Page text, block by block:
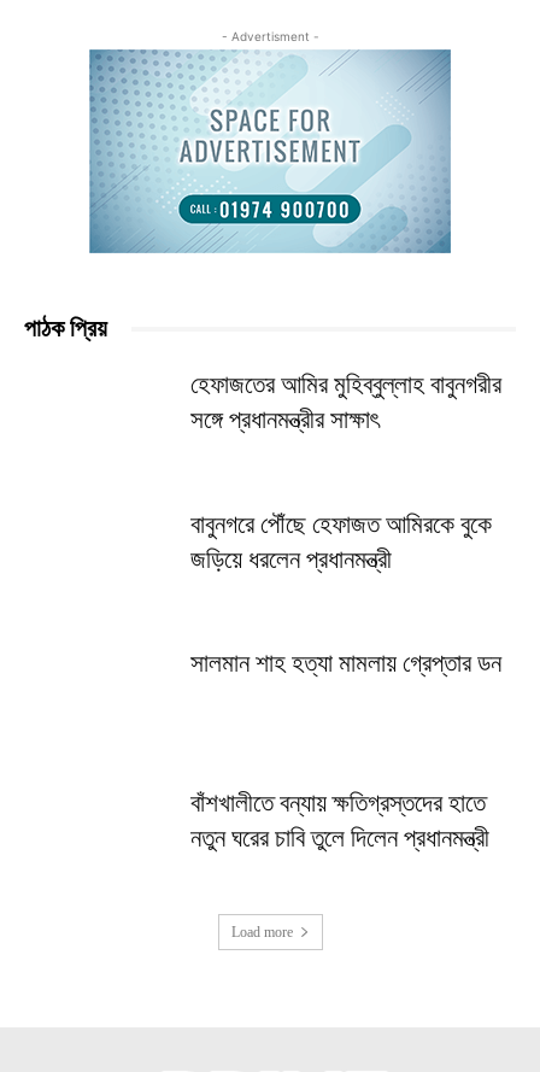
- Advertisment -
পাঠক প্রিয়
হেফাজতের আমির মুহিব্বুল্লাহ বাবুনগরীর
সঙ্গে প্রধানমন্ত্রীর সাক্ষাৎ
বাবুনগরে পৌঁছে হেফাজত আমিরকে বুকে
জড়িয়ে ধরলেন প্রধানমন্ত্রী
সালমান শাহ হত্যা মামলায় গ্রেপ্তার ডন
বাঁশখালীতে বন্যায় ক্ষতিগ্রস্তদের হাতে
নতুন ঘরের চাবি তুলে দিলেন প্রধানমন্ত্রী
Load more